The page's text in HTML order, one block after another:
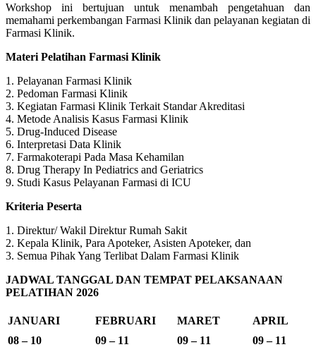
Workshop ini bertujuan untuk menambah pengetahuan dan
memahami perkembangan Farmasi Klinik dan pelayanan kegiatan di
Farmasi Klinik.
Materi Pelatihan Farmasi Klinik
1. Pelayanan Farmasi Klinik
2. Pedoman Farmasi Klinik
3. Kegiatan Farmasi Klinik Terkait Standar Akreditasi
4. Metode Analisis Kasus Farmasi Klinik
5. Drug-Induced Disease
6. Interpretasi Data Klinik
7. Farmakoterapi Pada Masa Kehamilan
8. Drug Therapy In Pediatrics and Geriatrics
9. Studi Kasus Pelayanan Farmasi di ICU
Kriteria Peserta
1. Direktur/ Wakil Direktur Rumah Sakit
2. Kepala Klinik, Para Apoteker, Asisten Apoteker, dan
3. Semua Pihak Yang Terlibat Dalam Farmasi Klinik
JADWAL TANGGAL DAN TEMPAT PELAKSANAAN
PELATIHAN 2026
JANUARI FEBRUARI MARET
APRIL
08 – 10
09 – 11 09 – 11
09 – 11